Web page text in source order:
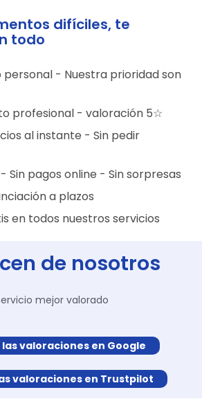
o bien a través de
no están obligadas a
a otras funerarias, ya
incluyen la libre
y tanatorio, pero hay
puede ser obligatorio
y/o tanatorio
aseguradora.
del consumidor o la
difíciles, te
todo
personal - Nuestra prioridad son
profesional - valoración 5☆
al instante - Sin pedir
Sin pagos online - Sin sorpresas
a plazos
en todos nuestros servicios
de nosotros
mejor valorado
valoraciones en Google
valoraciones en Trustpilot